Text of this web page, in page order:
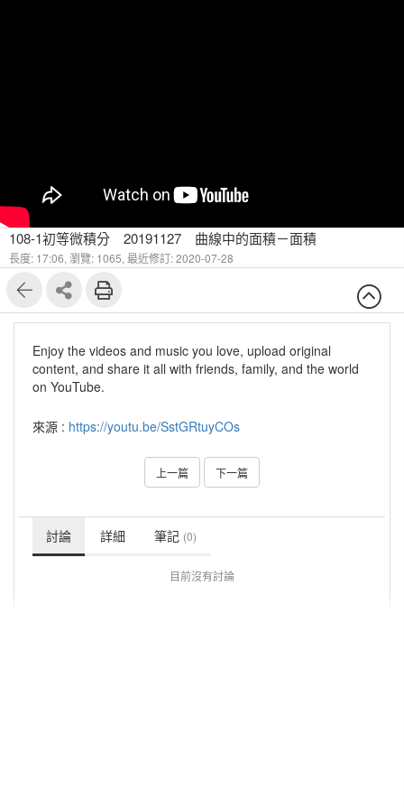
108-1初等微積分 20191127 曲線中的面積－面積
長度: 17:06, 瀏覽: 1065, 最近修訂: 2020-07-28
Enjoy the videos and music you love, upload original
content, and share it all with friends, family, and the world
on YouTube.
來源 : https://youtu.be/SstGRtuyCOs
上一篇 下一篇
討論 詳細 筆記 (0)
目前沒有討論